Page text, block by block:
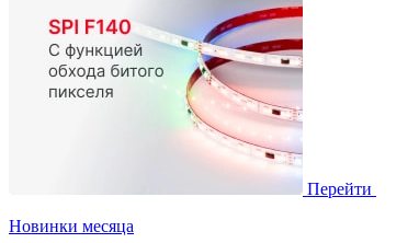
Перейти
Новинки месяца